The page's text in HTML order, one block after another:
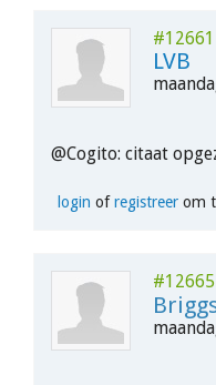
#12661
LVB
@Cogito: citaat
login ofregistreerom
#12665